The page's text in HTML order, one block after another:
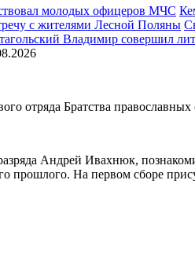
отряда Братства
Андрей Ивахнюк,
прошлого. На первом сборе